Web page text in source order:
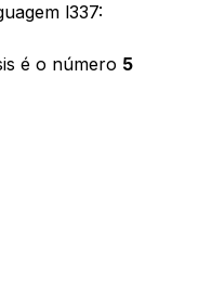
l337:
é o número 5